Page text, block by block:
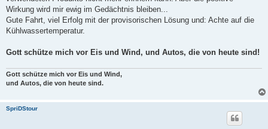
Wirkung wird mir ewig im Gedächtnis bleiben...
Gute Fahrt, viel Erfolg mit der provisorischen Lösung und: Achte auf die
Kühlwassertemperatur.
Gott schütze mich vor Eis und Wind, und Autos, die von heute sind!
Gott schütze mich vor Eis und Wind,
und Autos, die von heute sind.
SpriDStour